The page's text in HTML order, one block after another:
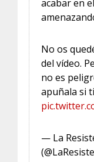
acabar en
No os
del vídeo.
no es
apuñala si
— La